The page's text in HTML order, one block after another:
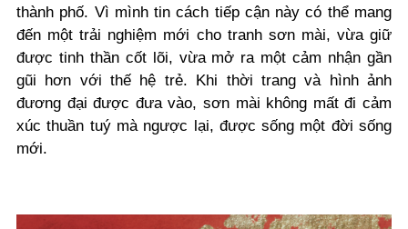
thành phố. Vì mình tin cách tiếp cận này có thể mang
đến một trải nghiệm mới cho tranh sơn mài, vừa giữ
được tinh thần cốt lõi, vừa mở ra một cảm nhận gần
gũi hơn với thế hệ trẻ. Khi thời trang và hình ảnh
đương đại được đưa vào, sơn mài không mất đi cảm
xúc thuần tuý mà ngược lại, được sống một đời sống
mới.